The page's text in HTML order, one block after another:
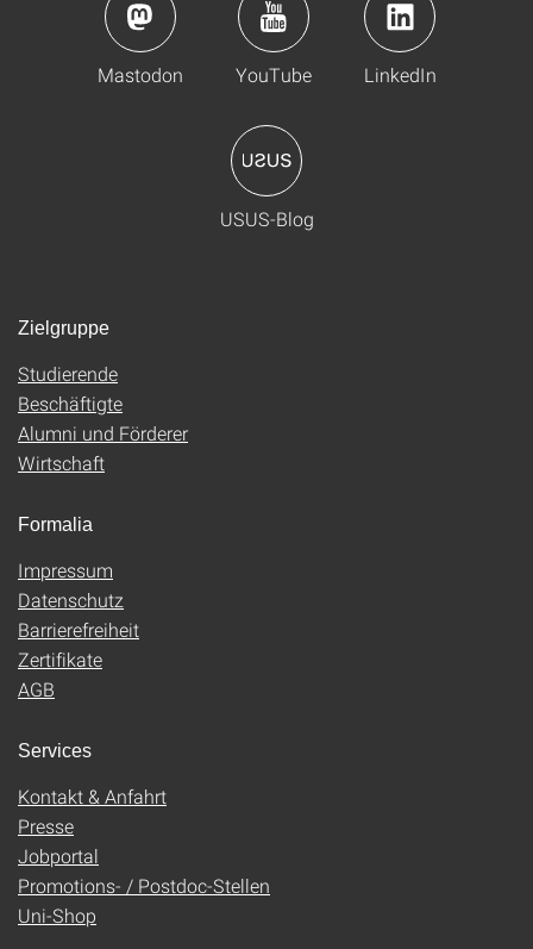
Mastodon YouTube LinkedIn
USUS-Blog
Zielgruppe
Studierende
Beschäftigte
Alumni und Förderer
Wirtschaft
Formalia
Impressum
Datenschutz
Barrierefreiheit
Zertifikate
AGB
Services
Kontakt & Anfahrt
Presse
Jobportal
Promotions- / Postdoc-Stellen
Uni-Shop